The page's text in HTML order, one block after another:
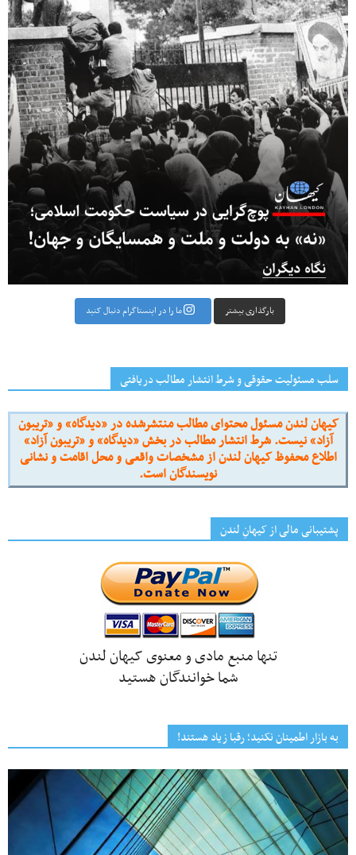
بارگذاری بیشتر ما را در اینستاگرام دنبال کنید
سلب مسئولیت حقوقی و شرط انتشار مطالب دریافتی
کیهان لندن مسئول محتوای مطالب منتشرشده در «دیدگاه» و «تریبون
آزاد» نیست. شرط انتشار مطالب در بخش «دیدگاه» و «تریبون آزاد»
اطلاع محفوظ کیهان لندن از مشخصات واقعی و محل اقامت و نشانی
نویسندگان است.
پشتیبانی مالی از کیهانِ لندن
تنها منبع مادی و معنوی کیهان لندن
شما خوانندگان هستید
به بازار اطمینان نکنید؛ رقبا زیاد هستند!